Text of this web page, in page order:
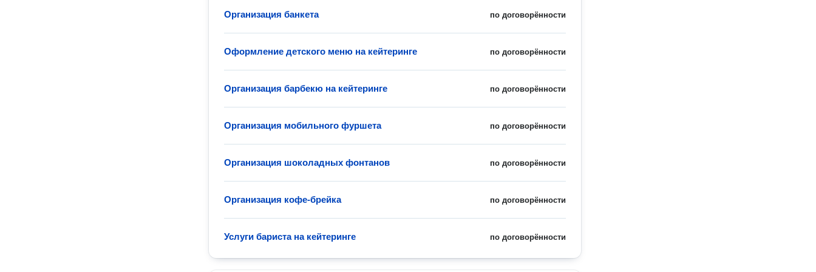
по договорённости
Организация банкета
по договорённости
Оформление детского меню на кейтеринге
по договорённости
Организация барбекю на кейтеринге
по договорённости
Организация мобильного фуршета
по договорённости
Организация шоколадных фонтанов
по договорённости
Организация кофе-брейка
по договорённости
Услуги бариста на кейтеринге